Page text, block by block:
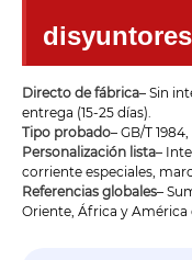
Directo de fábrica– Sin
entrega (15-25 días).
Tipo probado– GB/T
Personalización lista–
corriente especiales,
Referencias globales–
Oriente, África y América